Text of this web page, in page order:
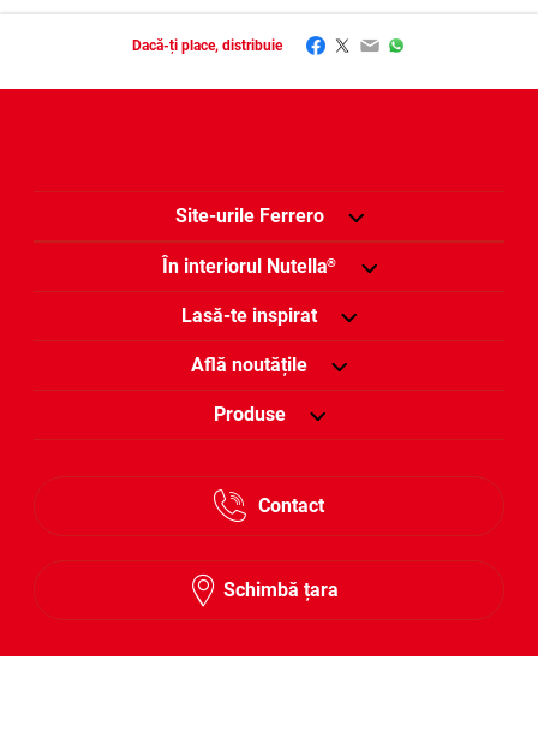
Dacă-ți place, distribuie Facebook
Twitter
EmailWhatsApp
Site-urile Ferrero
În interiorul Nutella®
Lasă-te inspirat
Află noutățile
Produse
Contact
Schimbă țara